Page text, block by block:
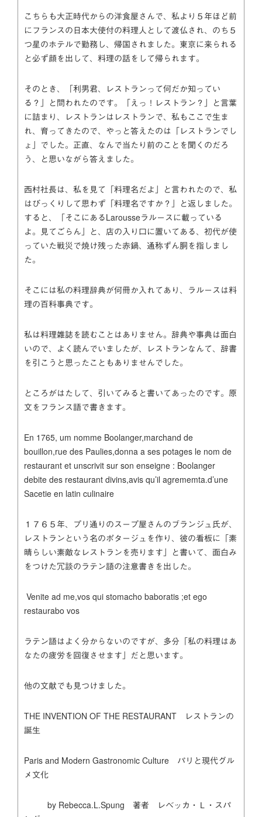
こちらも大正時代からの洋食屋さんで、私より５年ほど前
にフランスの日本大使付の料理人として渡仏され、のち５
つ星のホテルで勤務し、帰国されました。東京に来られる
と必ず顔を出して、料理の話をして帰られます。
そのとき、「利男君、レストランって何だか知ってい
る？」と問われたのです。「えっ！レストラン？」と言葉
に詰まり、レストランはレストランで、私もここで生ま
れ、育ってきたので、やっと答えたのは「レストランでし
ょ」でした。正直、なんで当たり前のことを聞くのだろ
う、と思いながら答えました。
西村社長は、私を見て「料理名だよ」と言われたので、私
はびっくりして思わず「料理名ですか？」と返しました。
すると、「そこにあるLarousseラルースに載っている
よ。見てごらん」と、店の入り口に置いてある、初代が使
っていた戦災で焼け残った赤鍋、通称ずん胴を指しまし
た。
そこには私の料理辞典が何冊か入れてあり、ラルースは料
理の百科事典です。
私は料理雑誌を読むことはありません。辞典や事典は面白
いので、よく読んでいましたが、レストランなんて、辞書
を引こうと思ったこともありませんでした。
ところがはたして、引いてみると書いてあったのです。原
文をフランス語で書きます。
En 1765, um nomme Boolanger,marchand de
bouillon,rue des Paulies,donna a ses potages le nom de
restaurant et unscrivit sur son enseigne : Boolanger
debite des restaurant divins,avis qu’il agrememta.d’une
Sacetie en latin culinaire
１７６５年、プリ通りのスープ屋さんのブランジュ氏が、
レストランという名のポタージュを作り、彼の看板に「素
晴らしい素敵なレストランを売ります」と書いて、面白み
をつけた冗談のラテン語の注意書きを出した。
Venite ad me,vos qui stomacho baboratis ;et ego
restaurabo vos
ラテン語はよく分からないのですが、多分「私の料理はあ
なたの疲労を回復させます」だと思います。
他の文献でも見つけました。
THE INVENTION OF THE RESTAURANT レストランの
誕生
Paris and Modern Gastronomic Culture パリと現代グル
メ文化
by Rebecca.L.Spung 著者 レベッカ・Ｌ・スパ